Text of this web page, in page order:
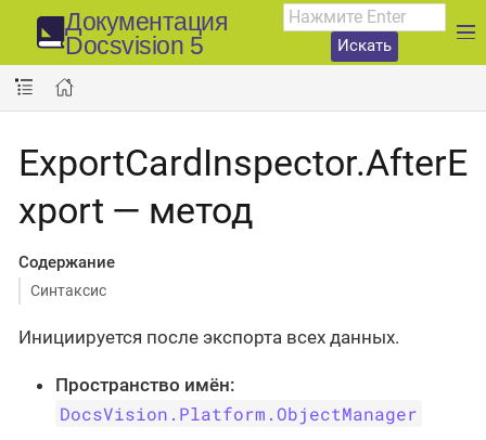
Документация
Docsvision 5
Искать
ExportCardInspector.AfterE
xport — метод
Содержание
Синтаксис
Инициируется после экспорта всех данных.
Пространство имён:
DocsVision.Platform.ObjectManager